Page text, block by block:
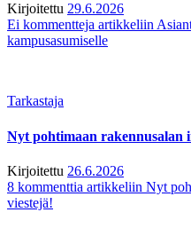
Kirjoitettu 29.6.2026
Ei kommentteja artikkeliin
kampusasumiselle
Tarkastaja
Nyt pohtimaan rakennusalan
Kirjoitettu 26.6.2026
8 kommenttia artikkeliin Nyt
viestejä!